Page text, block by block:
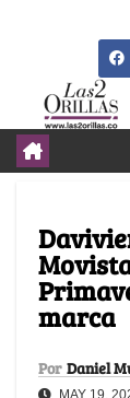
marca
Por Daniel